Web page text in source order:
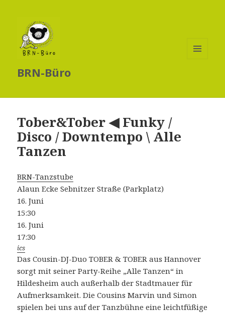
BRN-Büro
Tober&Tober ◀ Funky /
Disco / Downtempo \ Alle
Tanzen
BRN-Tanzstube
Alaun Ecke Sebnitzer Straße (Parkplatz)
16. Juni
15:30
16. Juni
17:30
ics
Das Cousin-DJ-Duo TOBER & TOBER aus Hannover
sorgt mit seiner Party-Reihe „Alle Tanzen“ in
Hildesheim auch außerhalb der Stadtmauer für
Aufmerksamkeit. Die Cousins Marvin und Simon
spielen bei uns auf der Tanzbühne eine leichtfüßige